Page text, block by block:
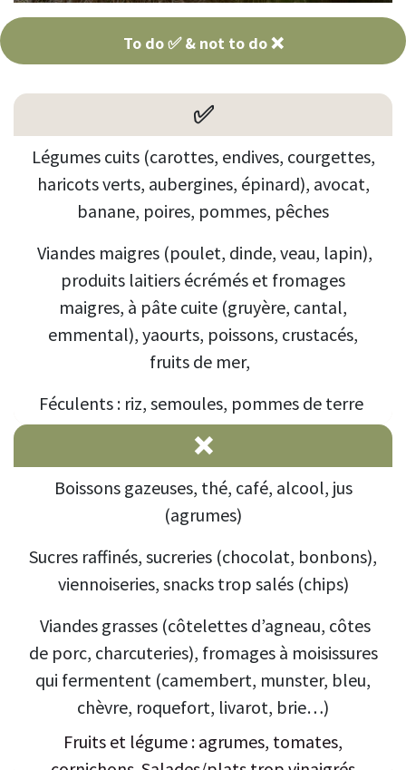
To do ✅ & not to do ❌
✅
Légumes cuits (carottes, endives, courgettes,
haricots verts, aubergines, épinard), avocat,
banane, poires, pommes, pêches
Viandes maigres (poulet, dinde, veau, lapin),
produits laitiers écrémés et fromages
maigres, à pâte cuite (gruyère, cantal,
emmental), yaourts, poissons, crustacés,
fruits de mer,
Féculents : riz, semoules, pommes de terre
❌
Boissons gazeuses, thé, café, alcool, jus
(agrumes)
Sucres raffinés, sucreries (chocolat, bonbons),
viennoiseries, snacks trop salés (chips)
Viandes grasses (côtelettes d’agneau, côtes
de porc, charcuteries), fromages à moisissures
qui fermentent (camembert, munster, bleu,
chèvre, roquefort, livarot, brie…)
Fruits et légume : agrumes, tomates,